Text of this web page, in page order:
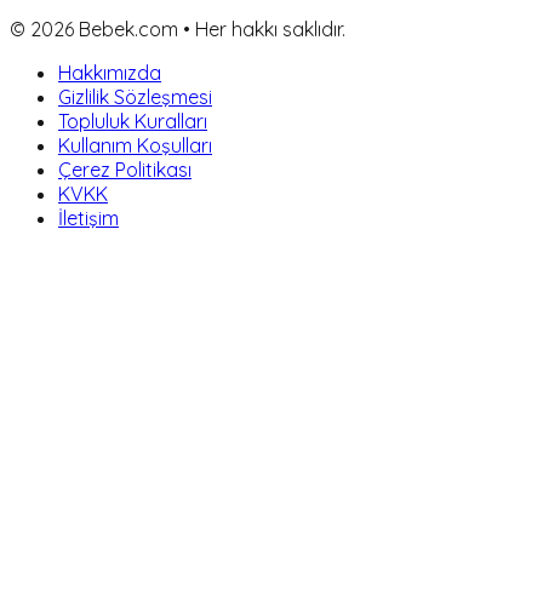
© 2026 Bebek.com • Her hakkı saklıdır.
Hakkımızda
Gizlilik Sözleşmesi
Topluluk Kuralları
Kullanım Koşulları
Çerez Politikası
KVKK
İletişim